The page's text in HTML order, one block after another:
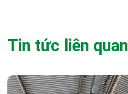
Tin tức liên quan